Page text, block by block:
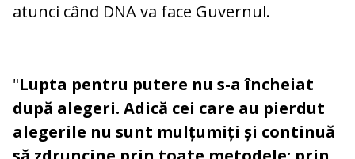
atunci când DNA va face Guvernul.
"Lupta pentru putere nu s-a încheiat
după alegeri. Adică cei care au pierdut
alegerile nu sunt mulțumiți și continuă